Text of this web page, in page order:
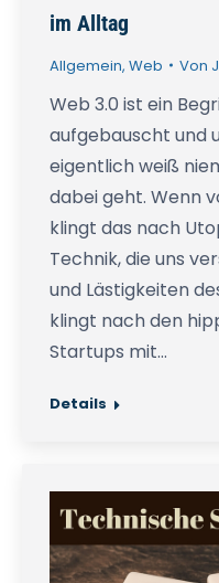
im Alltag
Allgemein, Web Von
Web 3.0 ist ein
aufgebauscht und
eigentlich weiß
dabei geht. Wenn
klingt das nach
Technik, die uns
und Lästigkeiten
klingt nach den
Startups mit…
Details